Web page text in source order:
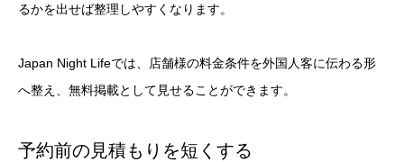
るかを出せば整理しやすくなります。
Japan Night Lifeでは、店舗様の料金条件を外国人客に伝わる形
へ整え、無料掲載として見せることができます。
予約前の見積もりを短くする